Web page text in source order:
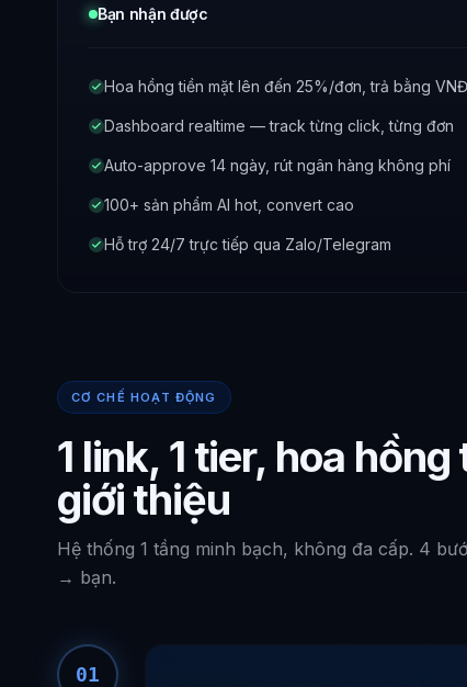
Bạn nhận được
Hoa hồng tiền mặt lên đến 25%/đơn, trả bằng VNĐ
Dashboard realtime — track từng click, từng đơn
Auto-approve 14 ngày, rút ngân hàng không phí
100+ sản phẩm AI hot, convert cao
Hỗ trợ 24/7 trực tiếp qua Zalo/Telegram
CƠ CHẾ HOẠT ĐỘNG
1 link, 1 tier, hoa
giới thiệu
Hệ thống 1 tầng minh bạch, không đa cấp. 4
→ bạn.
01